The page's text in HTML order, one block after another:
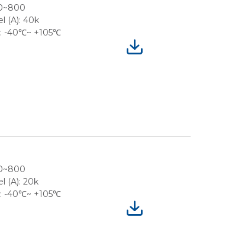
(A): 40k
-40℃~ +105℃
(A): 20k
-40℃~ +105℃